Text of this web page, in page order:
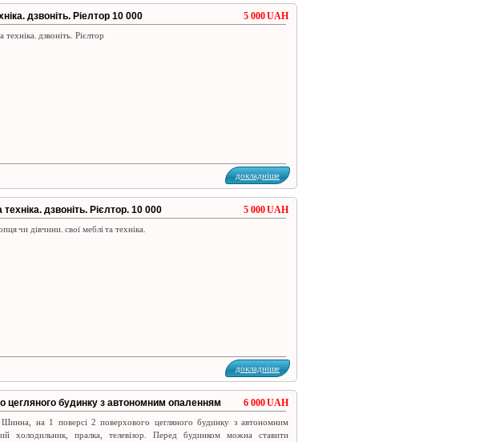
дзвоніть. Ріелтор 10 000 5 000 UAH
дзвоніть. Рієлтор
докладніше
дзвоніть. Рієлтор. 10 000 5 000 UAH
чи дівчини. свої меблі та техніка.
докладніше
цегляного будинку з автономним опаленням 6 000 UAH
на 1 поверсі 2 поверхового цегляного будинку з автономним
холодильник, пралка, телевізор. Перед будинком можна ставити